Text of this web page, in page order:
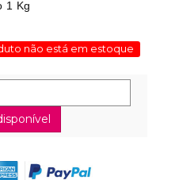
1 Kg
não está em estoque